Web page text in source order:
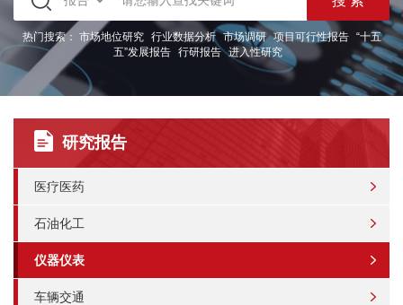
热门搜索： 市场地位研究 行业数据分析 市场调研 项目可行性报告
“十五
五”发展报告 行研报告 进入性研究
研究报告
医疗医药
石油化工
仪器仪表
车辆交通